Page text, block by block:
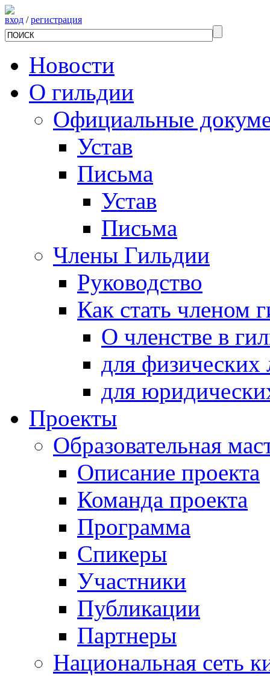
вход /регистрация
Новости
О гильдии
Официальные
Устав
Письма
Устав
Письма
Члены Гильдии
Руководство
Как стать членом
О членстве в
для физических
для
Проекты
Образовательная
Описание проекта
Команда проекта
Программа
Спикеры
Участники
Публикации
Партнеры
Национальная сеть